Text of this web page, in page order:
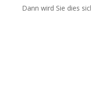
Dann wird Sie dies